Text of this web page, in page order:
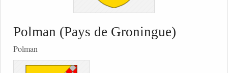
Polman (Pays de Groningue)
Polman